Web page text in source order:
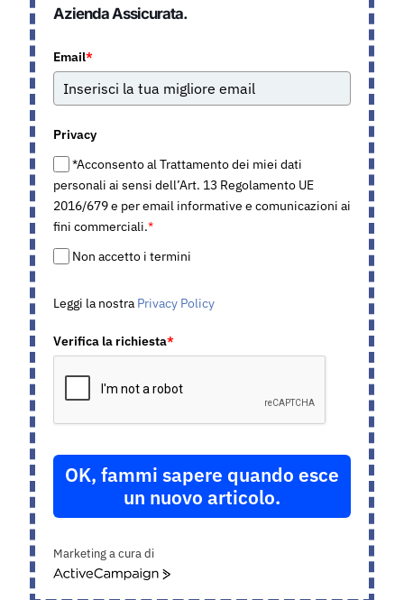
Azienda Assicurata.
Email*
Privacy
*Acconsento al Trattamento dei miei dati
personali ai sensi dell’Art. 13 Regolamento UE
2016/679 e per email informative e comunicazioni ai
fini commerciali.*
Non accetto i termini
Leggi la nostra Privacy Policy
Verifica la richiesta*
OK, fammi sapere quando esce
un nuovo articolo.
Marketing a cura di
ActiveCampaign